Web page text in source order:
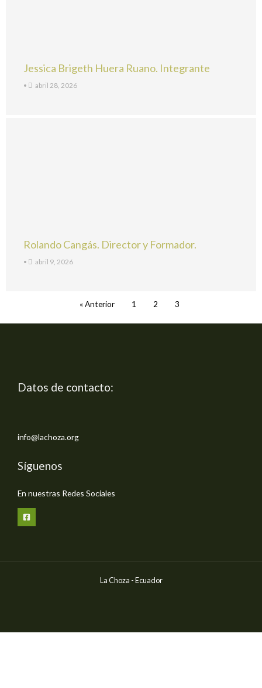
Jessica Brigeth Huera Ruano. Integrante
• abril 28, 2026
Rolando Cangás. Director y Formador.
• abril 9, 2026
« Anterior 1 2 3
Datos de contacto:
info@lachoza.org
Síguenos
En nuestras Redes Sociales
La Choza - Ecuador